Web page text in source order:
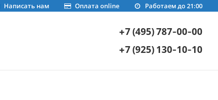
Работаем до 21:00
Оплата online
Написать нам
+7 (495) 787-00-00
+7 (925) 130-10-10